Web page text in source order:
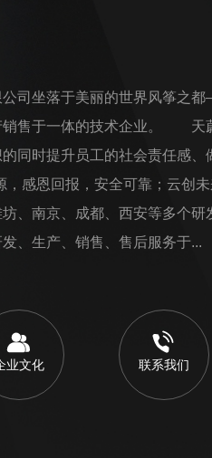
坐落于美丽的世界风筝之
销售于一体的技术企业。 天
同时提升员工的社会责任感
，感恩回报，安全可靠；云创
南京、成都、西安等多个研
、生产、销售、售后服务于...
业文化 联系我们